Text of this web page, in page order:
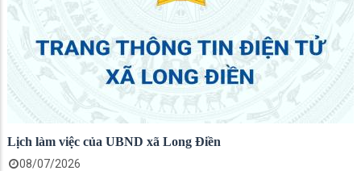
Lịch làm việc của UBND xã Long Điền
08/07/2026